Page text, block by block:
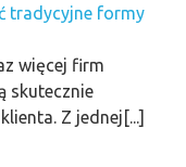
tradycyjne formy
więcej firm
skutecznie
Z jednej[...]